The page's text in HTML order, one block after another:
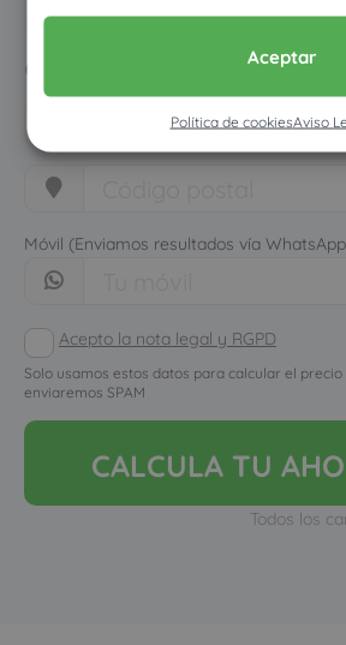
Aceptar
Política de cookiesAviso
Pon tus datos y
cuánto dinero
Móvil (Enviamos resultados vía
Acepto la nota legal y RGPD
Solo usamos estos datos para calcular el
enviaremos SPAM
CALCULA TU
Todos los